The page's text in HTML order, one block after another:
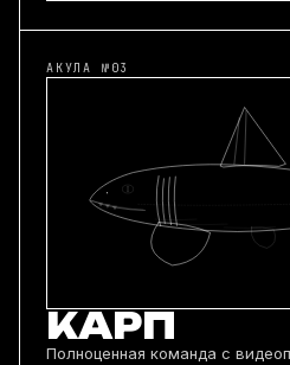
АКУЛА №03
КАРП
Полноценная команда с